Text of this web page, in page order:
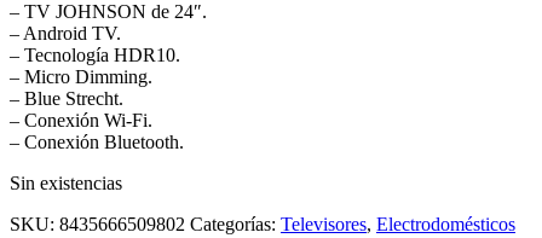
– TV JOHNSON de 24″.
– Android TV.
– Tecnología HDR10.
– Micro Dimming.
– Blue Strecht.
– Conexión Wi-Fi.
– Conexión Bluetooth.
Sin existencias
SKU: 8435666509802 Categorías: Televisores, Electrodomésticos